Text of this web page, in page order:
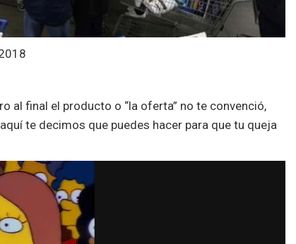
al final el producto o “la oferta” no te convenció,
te decimos que puedes hacer para que tu queja